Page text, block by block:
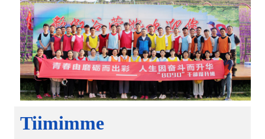
Tiimimme